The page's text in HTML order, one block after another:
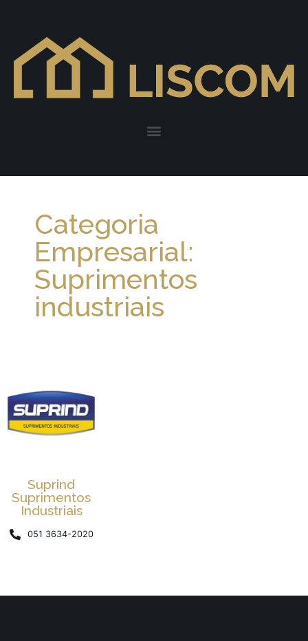
Categoria
Empresarial:
Suprimentos
industriais
Suprind
Suprimentos
Industriais
051 3634-2020